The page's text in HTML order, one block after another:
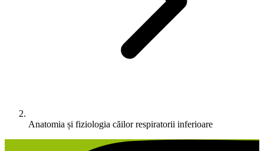
Anatomia și fiziologia căilor respiratorii inferioare